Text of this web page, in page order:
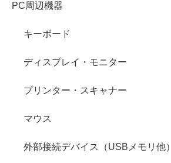
PC周辺機器
キーボード
ディスプレイ・モニター
プリンター・スキャナー
マウス
外部接続デバイス（USBメモリ他）